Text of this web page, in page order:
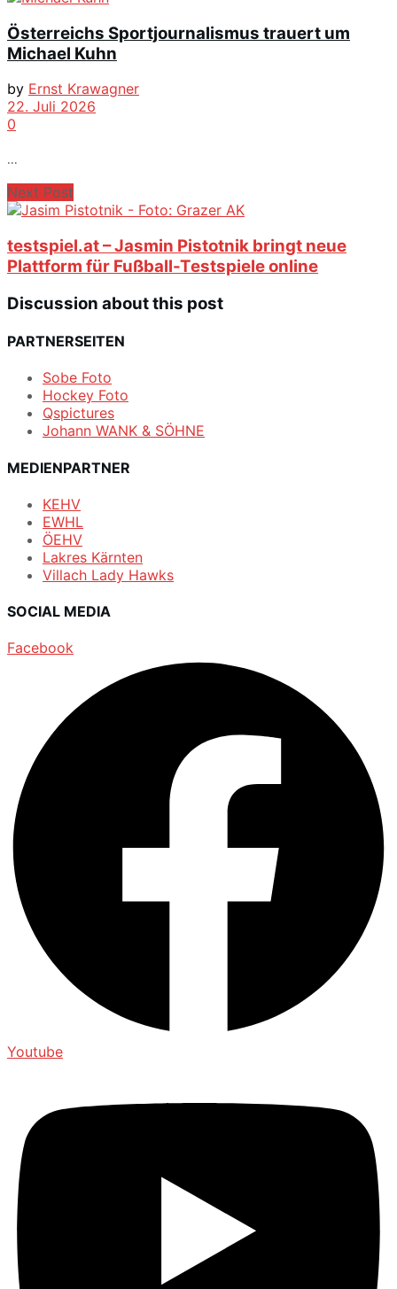
Österreichs Sportjournalismus trauert um
Michael Kuhn
by Ernst Krawagner
22. Juli 2026
0
...
Next Post
testspiel.at – Jasmin Pistotnik bringt neue
Plattform für Fußball-Testspiele online
Discussion about this post
PARTNERSEITEN
Sobe Foto
Hockey Foto
Qspictures
Johann WANK & SÖHNE
MEDIENPARTNER
KEHV
EWHL
ÖEHV
Lakres Kärnten
Villach Lady Hawks
SOCIAL MEDIA
Facebook
Youtube